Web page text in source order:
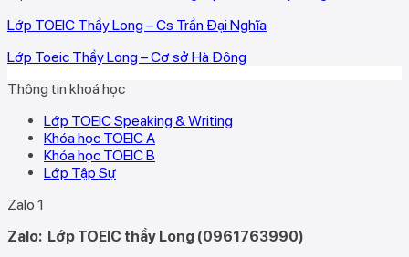
Lớp TOEIC Thầy Long – Cs Trần Đại Nghĩa
Lớp Toeic Thầy Long – Cơ sở Hà Đông
Thông tin khoá học
Lớp TOEIC Speaking & Writing
Khóa học TOEIC A
Khóa học TOEIC B
Lớp Tập Sự
Zalo 1
Zalo: Lớp TOEIC thầy Long (0961763990)